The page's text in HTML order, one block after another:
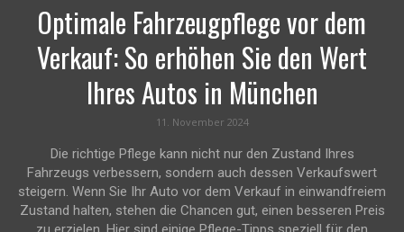
Optimale Fahrzeugpflege vor dem
Verkauf: So erhöhen Sie den Wert
Ihres Autos in München
11. November 2024
Die richtige Pflege kann nicht nur den Zustand Ihres
Fahrzeugs verbessern, sondern auch dessen Verkaufswert
steigern. Wenn Sie Ihr Auto vor dem Verkauf in einwandfreiem
Zustand halten, stehen die Chancen gut, einen besseren Preis